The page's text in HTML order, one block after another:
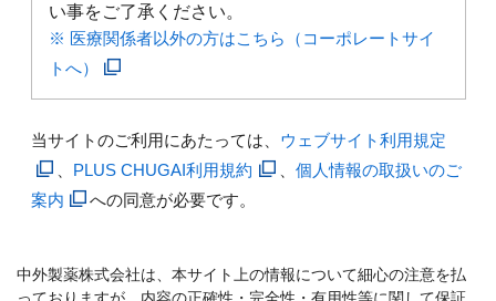
い事をご了承ください。
※ 医療関係者以外の方はこちら（コーポレートサイ
トへ）
当サイトのご利用にあたっては、 ウェブサイト利用規定
PLUS CHUGAI利用規約
個人情報の取扱いのご
案内
への同意が必要です。
中外製薬株式会社は、本サイト上の情報について細心の注意を払
っておりますが、内容の正確性・完全性・有用性等に関して保証